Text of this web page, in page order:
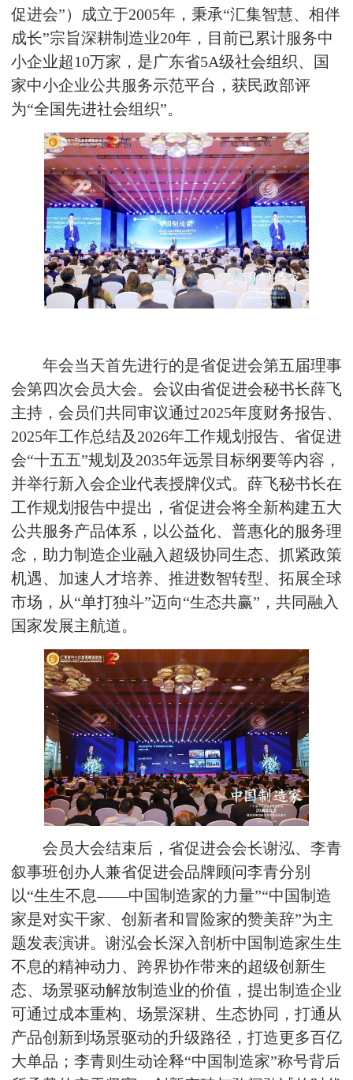
促进会”）成立于2005年，秉承“汇集智慧、相伴
成长”宗旨深耕制造业20年，目前已累计服务中
小企业超10万家，是广东省5A级社会组织、国
家中小企业公共服务示范平台，获民政部评
为“全国先进社会组织”。
年会当天首先进行的是省促进会第五届理事
会第四次会员大会。会议由省促进会秘书长薛飞
主持，会员们共同审议通过2025年度财务报告、
2025年工作总结及2026年工作规划报告、省促进
会“十五五”规划及2035年远景目标纲要等内容，
并举行新入会企业代表授牌仪式。薛飞秘书长在
工作规划报告中提出，省促进会将全新构建五大
公共服务产品体系，以公益化、普惠化的服务理
念，助力制造企业融入超级协同生态、抓紧政策
机遇、加速人才培养、推进数智转型、拓展全球
市场，从“单打独斗”迈向“生态共赢”，共同融入
国家发展主航道。
会员大会结束后，省促进会会长谢泓、李青
叙事班创办人兼省促进会品牌顾问李青分别
以“生生不息——中国制造家的力量”“中国制造
家是对实干家、创新者和冒险家的赞美辞”为主
题发表演讲。谢泓会长深入剖析中国制造家生生
不息的精神动力、跨界协作带来的超级创新生
态、场景驱动解放制造业的价值，提出制造企业
可通过成本重构、场景深耕、生态协同，打通从
产品创新到场景驱动的升级路径，打造更多百亿
大单品；李青则生动诠释“中国制造家”称号背后